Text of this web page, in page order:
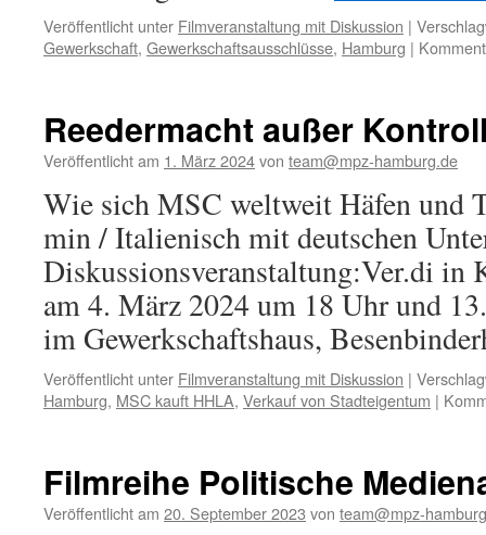
Veröffentlicht unter Filmveranstaltung mit Diskussion |
Gewerkschaft, Gewerkschaftsausschlüsse, Hamburg |
Reedermacht außer
Veröffentlicht am 1. März 2024von team@mpz-hamburg.de
Wie sich MSC weltweit Häfen und
min / Italienisch mit deutschen
Diskussionsveranstaltung:Ver.di in
am 4. März 2024 um 18 Uhr und
im Gewerkschaftshaus,
Veröffentlicht unter Filmveranstaltung mit Diskussion |
Hamburg, MSC kauft HHLA, Verkauf von Stadteigentum |
Filmreihe Politische
Veröffentlicht am 20. September 2023 von team@mpz-